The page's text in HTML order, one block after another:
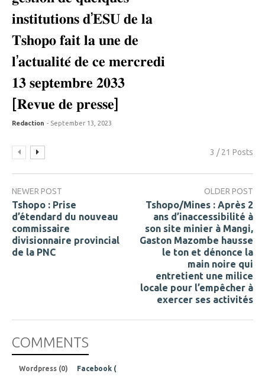
𝐢𝐧𝐬𝐭𝐢𝐭𝐮𝐭𝐢𝐨𝐧𝐬 𝐝’𝐄𝐒𝐔 𝐝𝐞 𝐥𝐚
𝐓𝐬𝐡𝐨𝐩𝐨 𝐟𝐚𝐢𝐭 𝐥𝐚 𝐮𝐧𝐞 𝐝𝐞
𝐥’𝐚𝐜𝐭𝐮𝐚𝐥𝐢𝐭𝐞́ 𝐝𝐞 𝐜𝐞 𝐦𝐞𝐫𝐜𝐫𝐞𝐝𝐢
𝟏𝟑 𝐬𝐞𝐩𝐭𝐞𝐦𝐛𝐫𝐞 𝟐𝟎𝟑𝟑
[𝐑𝐞𝐯𝐮𝐞 𝐝𝐞 𝐩𝐫𝐞𝐬𝐬𝐞]
Redaction - September 13, 2023
3 / 21 Posts
NEWER POST
Tshopo : Prise
d’étendard du nouveau
commissaire
divisionnaire provincial
de la PNC
OLDER POST
Tshopo/Mines : Après 2
ans d’inaccessibilité à
son site minier à Mangi,
Gaston Mazombe hausse
le ton et dénonce la
main noire qui
entretient une milice
locale pour l’empêcher à
exercer ses activités
COMMENTS
Wordpress (0) Facebook (